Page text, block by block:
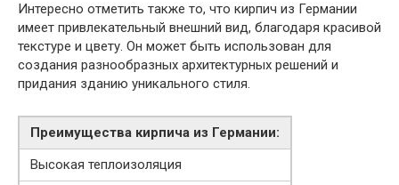
Интересно отметить также то, что кирпич из Германии
имеет привлекательный внешний вид, благодаря красивой
текстуре и цвету. Он может быть использован для
создания разнообразных архитектурных решений и
придания зданию уникального стиля.
Преимущества кирпича из Германии:
Высокая теплоизоляция